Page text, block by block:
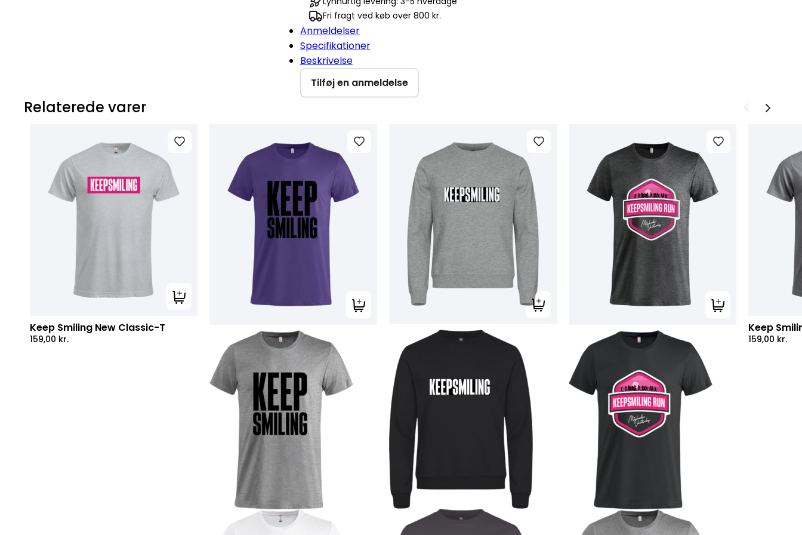
Fri fragt ved køb over 800 kr.
Anmeldelser
Specifikationer
Beskrivelse
Tilføj en anmeldelse
Relaterede varer
Tilføj til kurv
Keep Smiling New Classic-T
159,00 kr.
Tilføj til kurv Tilføj til kurv Tilføj til kurv
Keep
159,00 kr.